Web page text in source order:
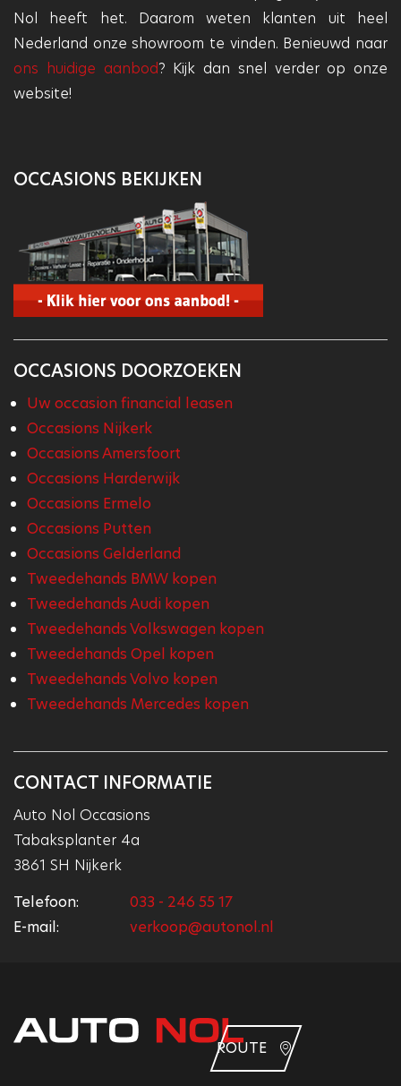
Nol heeft het. Daarom weten klanten uit heel
Nederland onze showroom te vinden. Benieuwd naar
ons huidige aanbod? Kijk dan snel verder op onze
website!
OCCASIONS BEKIJKEN
OCCASIONS DOORZOEKEN
Uw occasion financial leasen
Occasions Nijkerk
Occasions Amersfoort
Occasions Harderwijk
Occasions Ermelo
Occasions Putten
Occasions Gelderland
Tweedehands BMW kopen
Tweedehands Audi kopen
Tweedehands Volkswagen kopen
Tweedehands Opel kopen
Tweedehands Volvo kopen
Tweedehands Mercedes kopen
CONTACT INFORMATIE
Auto Nol Occasions
Tabaksplanter 4a
3861 SH Nijkerk
Telefoon:
033 - 246 55 17
E-mail:
verkoop@autonol.nl
ROUTE